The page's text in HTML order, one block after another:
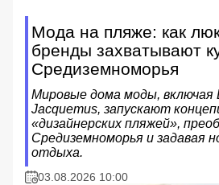
Мода на пляже: как
бренды захватывают
Средиземноморья
Мировые дома моды, включая
Jacquemus, запускают
«дизайнерских пляжей»,
Средиземноморья и задавая
отдыха.
03.08.2026 10:00